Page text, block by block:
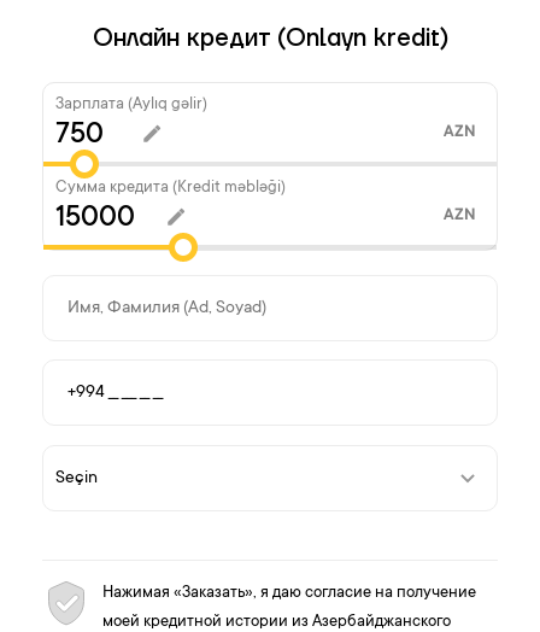
Онлайн кредит (Onlayn kredit)
Зарплата (Aylıq gəlir)
AZN
Сумма кредита (Kredit məbləği)
AZN
Нажимая «Заказать», я даю согласие на получение
моей кредитной истории из Азербайджанского